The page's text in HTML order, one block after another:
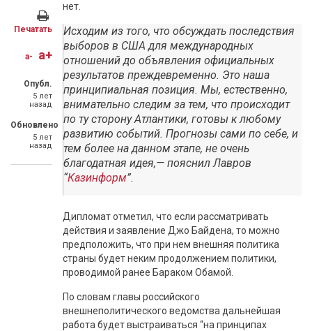
Печатать
a- a+
Опубл.
5 лет
назад
Обновлено
5 лет
назад
нет.
Исходим из того, что обсуждать последствия
выборов в США для международных
отношений до объявления официальных
результатов преждевременно. Это наша
принципиальная позиция. Мы, естественно,
внимательно следим за тем, что происходит
по ту сторону Атлантики, готовы к любому
развитию событий. Прогнозы сами по себе, и
тем более на данном этапе, не очень
благодатная идея,— пояснил Лавров
“Казинформ”.
Дипломат отметил, что если рассматривать
действия и заявление Джо Байдена, то можно
предположить, что при нем внешняя политика
страны будет неким продолжением политики,
проводимой ранее Бараком Обамой.
По словам главы российского
внешнеполитического ведомства дальнейшая
работа будет выстраиваться “на принципах